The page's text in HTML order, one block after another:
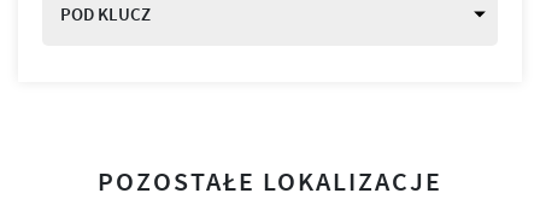
POD KLUCZ
POZOSTAŁE LOKALIZACJE